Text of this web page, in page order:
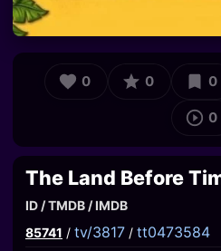
0 0 0
0
The Land Before
ID / TMDB / IMDB
85741 / tv/3817 / tt0473584